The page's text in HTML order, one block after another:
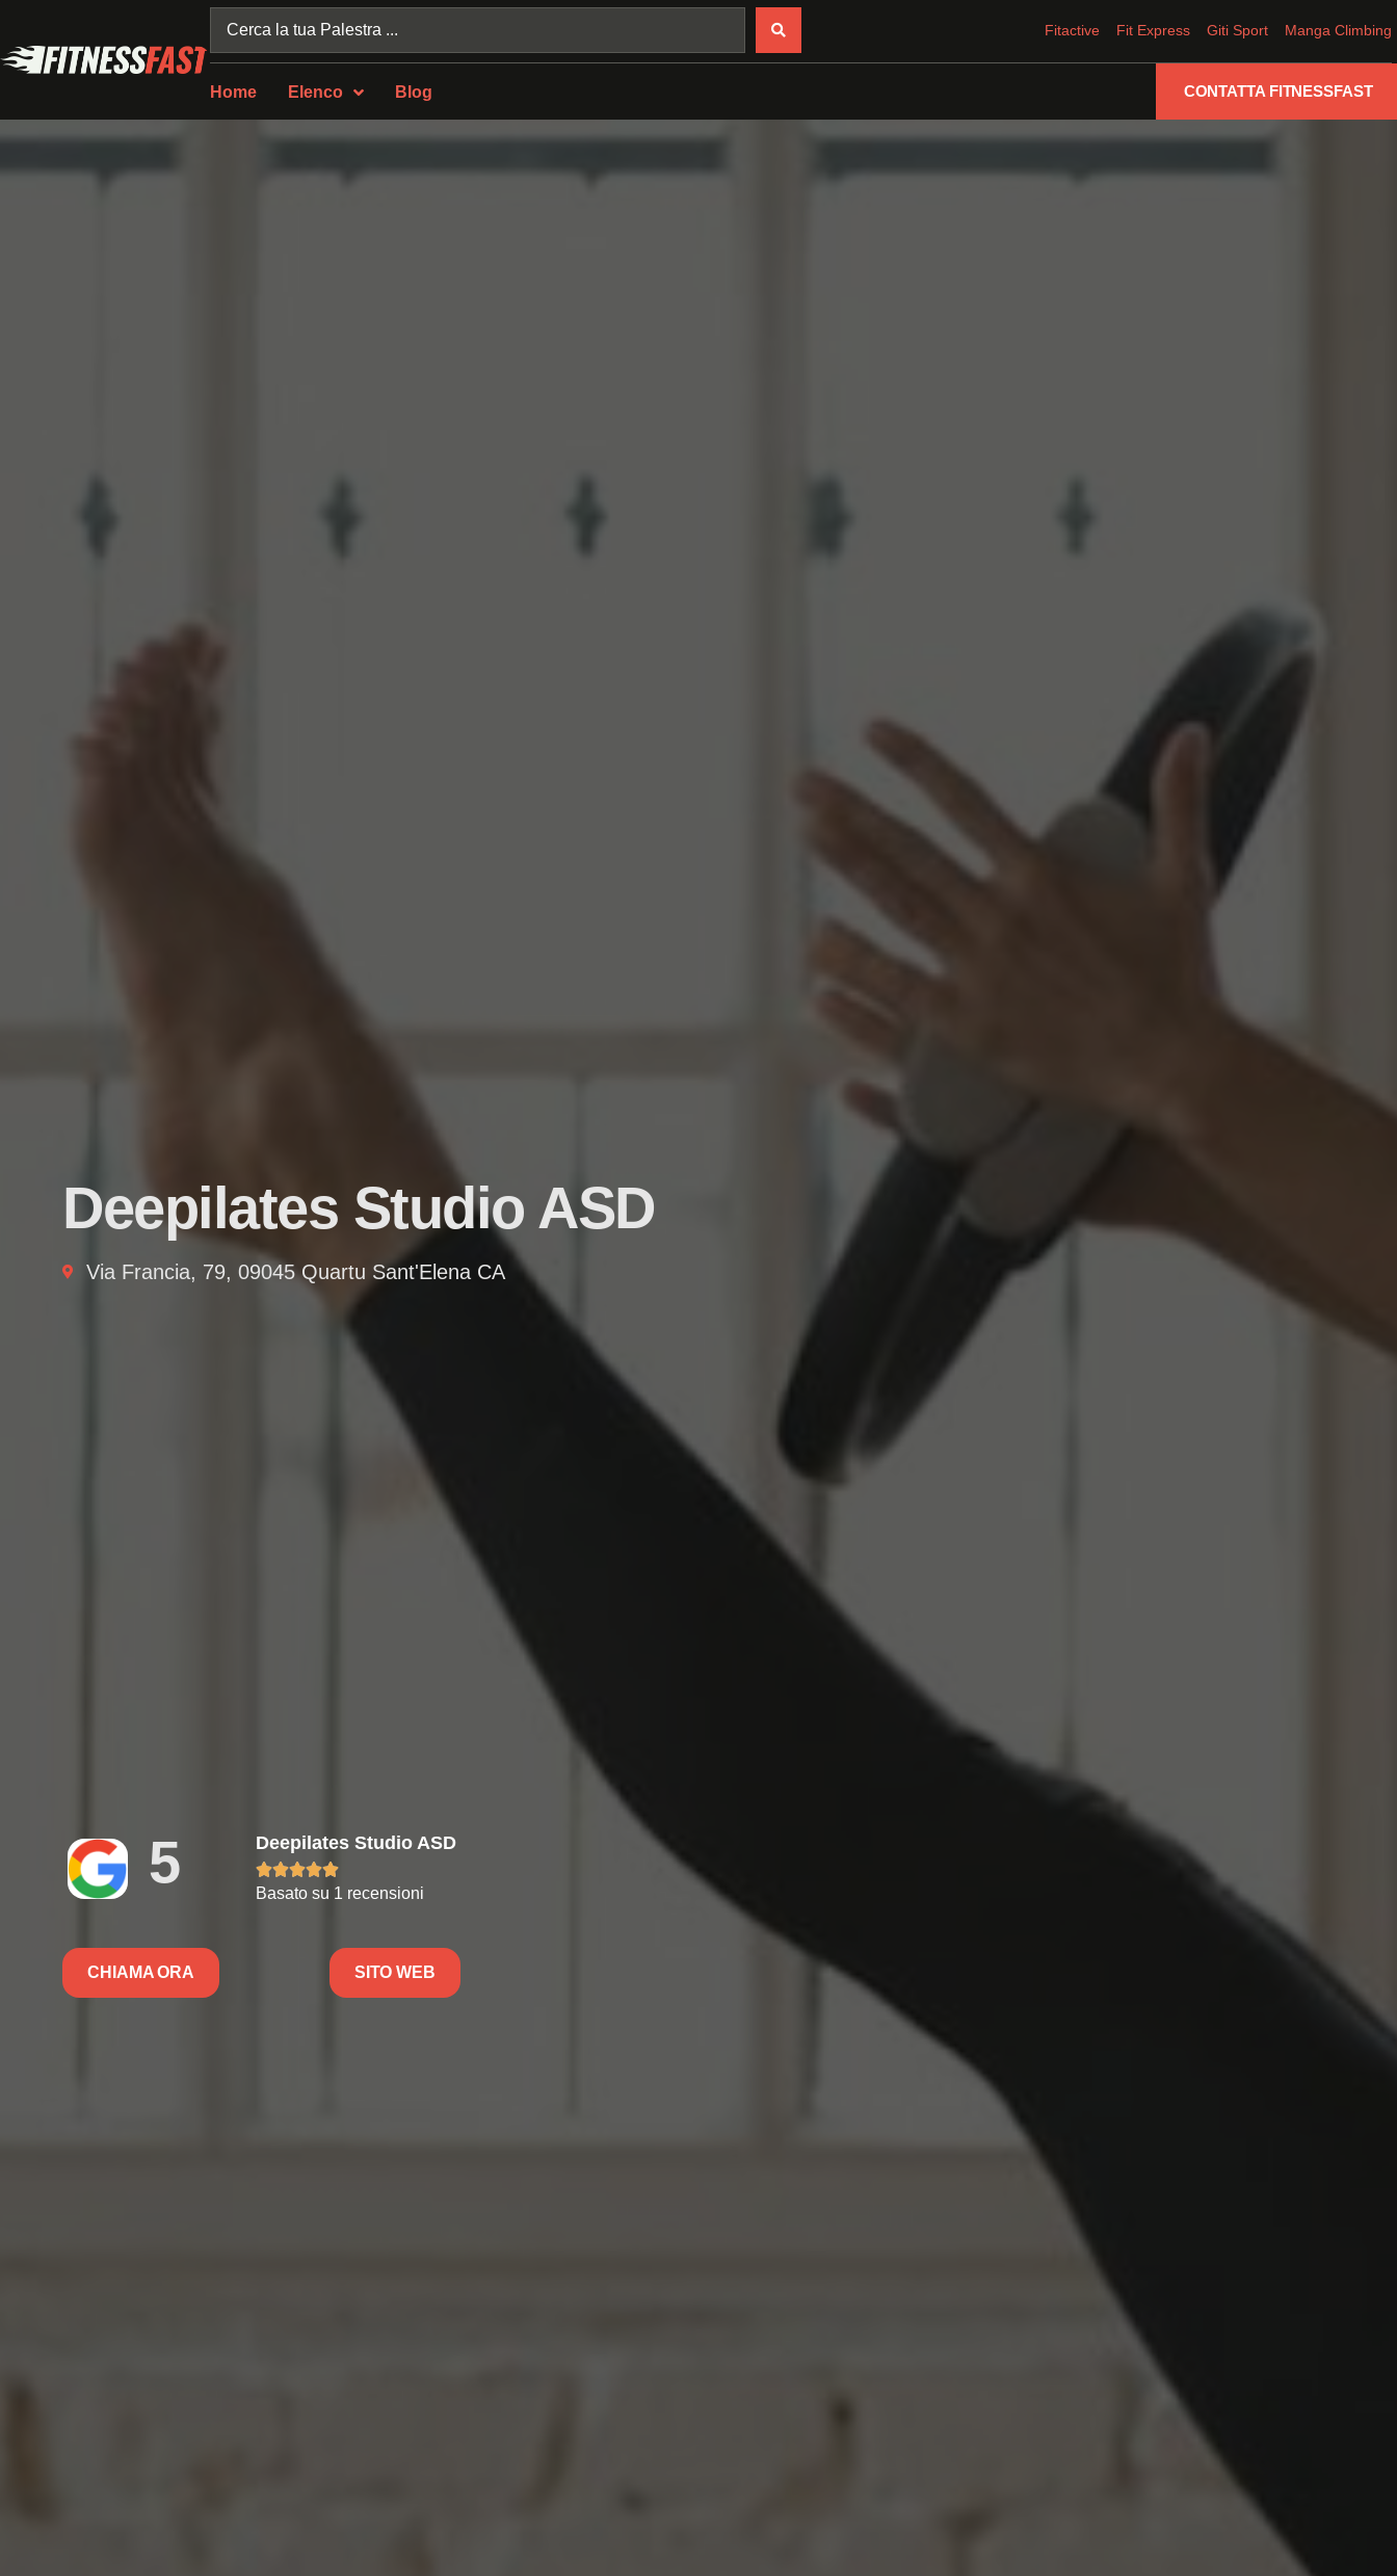
Fitactive Fit Express Giti Sport Manga Climbing
Home Elenco Blog CONTATTA FITNESSFAST
Deepilates Studio ASD
Via Francia, 79, 09045 Quartu Sant'Elena CA
5 Deepilates Studio ASD

Basato su 1 recensioni
CHIAMA ORA SITO WEB